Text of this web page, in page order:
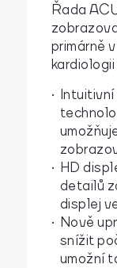
Řada
primárně
Intuitivní
HD
detailů
displej
Nově
snížit
umožní